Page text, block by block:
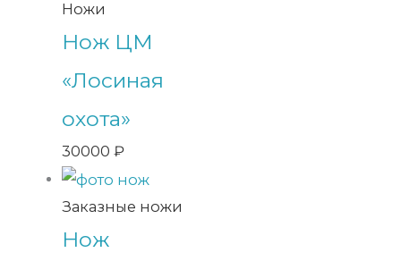
Ножи
Нож ЦМ
«Лосиная
охота»
30000₽
Заказные ножи
Нож